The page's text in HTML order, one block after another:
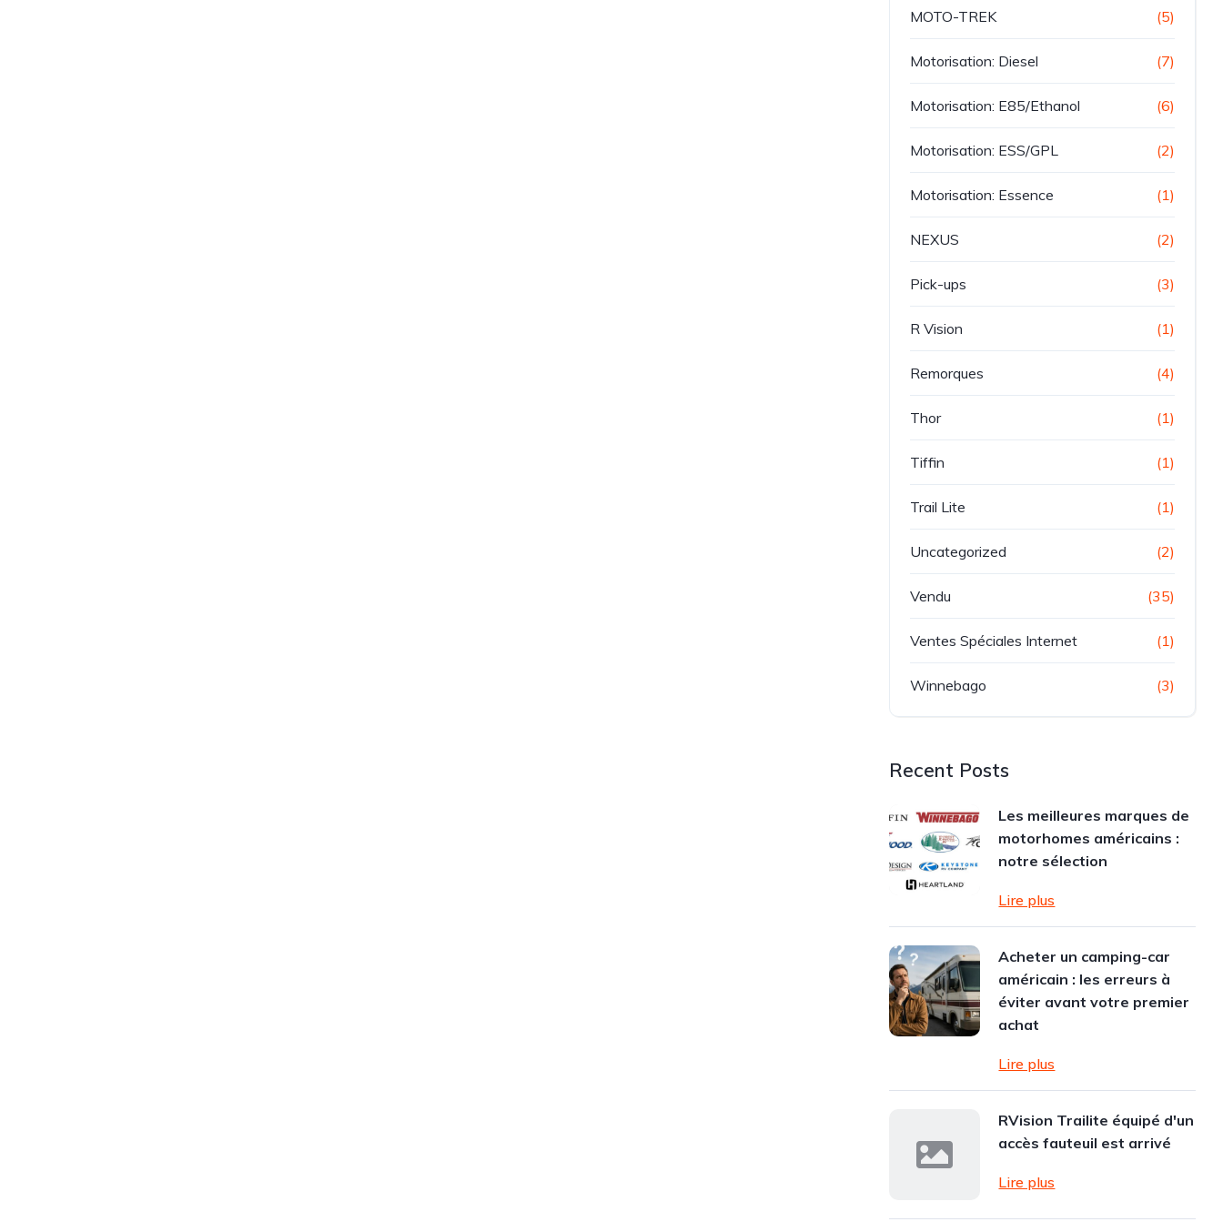
MOTO-TREK (5)
Motorisation: Diesel (7)
Motorisation: E85/Ethanol (6)
Motorisation: ESS/GPL (2)
Motorisation: Essence (1)
NEXUS (2)
Pick-ups (3)
R Vision (1)
Remorques (4)
Thor (1)
Tiffin (1)
Trail Lite (1)
Uncategorized (2)
Vendu (35)
Ventes Spéciales Internet (1)
Winnebago (3)
Recent Posts
Les meilleures marques de
motorhomes américains :
notre sélection
Lire plus
Acheter un camping-car
américain : les erreurs à
éviter avant votre premier
achat
Lire plus
RVision Trailite équipé d'un
accès fauteuil est arrivé
Lire plus